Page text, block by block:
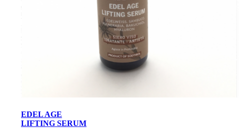
EDEL AGE
LIFTING SERUM